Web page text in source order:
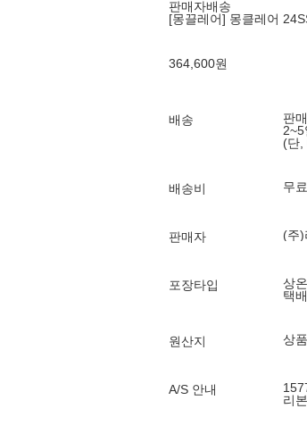
판매자배송
[몽끌레어] 몽클레어
364,600원
배송
판
(단,
배송비 무
판매자 (주)
포장타입
상
택
원산지 상
A/S 안내
리